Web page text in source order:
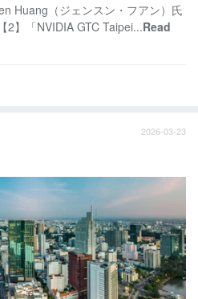
Huang（ジェンスン・フアン）氏
2】「NVIDIA GTC Taipei...Read
2026-03-23